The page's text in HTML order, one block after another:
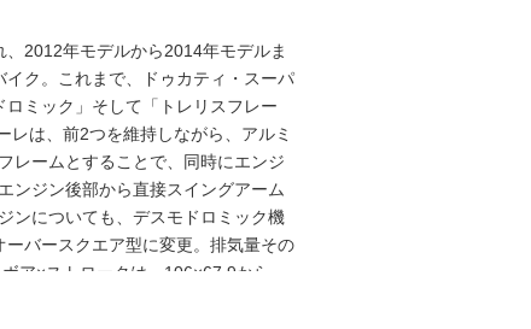
2012年モデルから2014年モデルま
ク。これまで、ドゥカティ・スーパ
ミック」そして「トレリスフレー
レは、前2つを維持しながら、アルミ
レームとすることで、同時にエンジ
ンジン後部から直接スイングアーム
ンについても、デスモドロミック機
バースクエア型に変更。排気量その
ア×ストロークは、106×67.9から